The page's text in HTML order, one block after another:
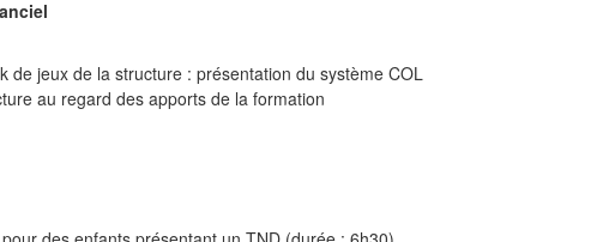
de jeux de la structure : présentation du système COL
au regard des apports de la formation